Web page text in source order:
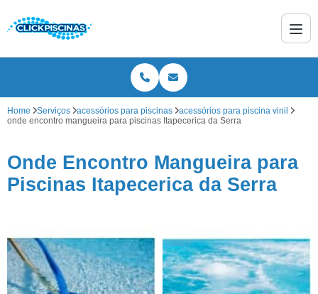
Home Serviços acessórios para piscinas
acessórios para piscina vinil
onde encontro mangueira para piscinas Itapecerica da Serra
Onde Encontro Mangueira para
Piscinas Itapecerica da Serra